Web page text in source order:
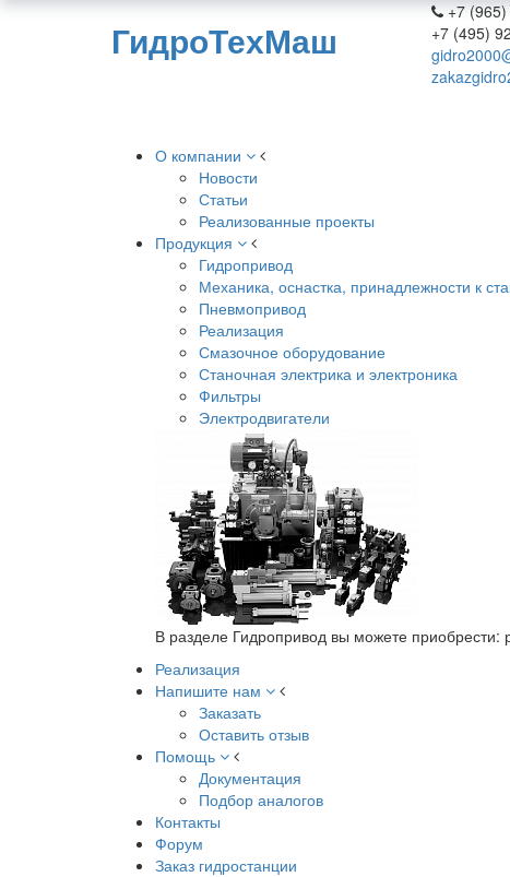
ГидроТехМаш
+7 (965)
+7 (495)
О компании
Новости
Статьи
Реализованные проекты
Продукция
Гидропривод
Механика, оснастка, принадлежности к
Пневмопривод
Реализация
Смазочное оборудование
Станочная электрика и электроника
Фильтры
Электродвигатели
В разделе Гидропривод вы можете
Реализация
Напишите нам
Заказать
Оставить отзыв
Помощь
Документация
Подбор аналогов
Контакты
Форум
Заказ гидростанции